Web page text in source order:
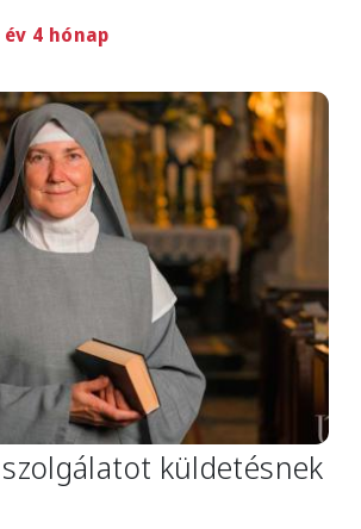
év 4 hónap
küldetésnek